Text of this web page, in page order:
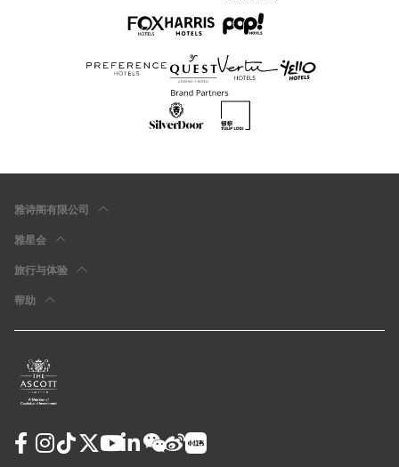
雅诗阁有限公司
雅星会
旅行与体验
帮助